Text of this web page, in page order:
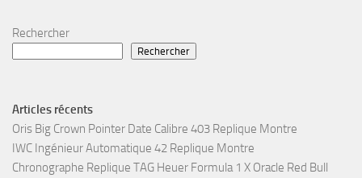
Rechercher
Rechercher
Articles récents
Oris Big Crown Pointer Date Calibre 403 Replique Montre
IWC Ingénieur Automatique 42 Replique Montre
Chronographe Replique TAG Heuer Formula 1 X Oracle Red Bull